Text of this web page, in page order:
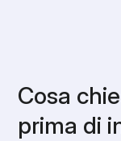
Cosa
prima di